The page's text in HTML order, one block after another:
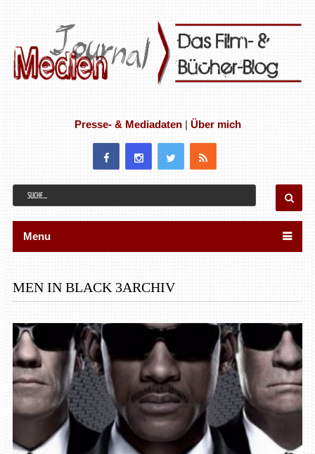
Presse- & Mediadaten| Über mich
Menu
MEN IN BLACK 3ARCHIV